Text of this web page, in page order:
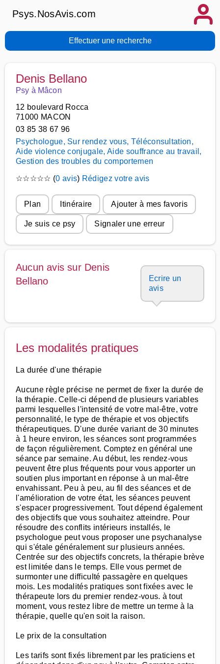
Psys.NosAvis.com
Effectuer une recherche
Denis Bellano
Psy à Mâcon
12 boulevard Rocca
71000 MACON
03 85 38 67 96
Psychologue, Sur rendez vous, Téléconsultation,
Aide violence conjugale, Aide souffrance au travail,
Gestion des troubles du comportemen
☆☆☆☆☆ (0 avis) Rédigez votre avis
Plan Itinéraire Ajouter à mes favoris
Je suis ce psy Signaler une erreur
Aucun avis sur Denis
Bellano
Ecrire un
avis
Les modalités pratiques
La durée d'une thérapie
Aucune règle précise ne permet de fixer la durée de
la thérapie. Celle-ci dépend de plusieurs variables
parmi lesquelles l'intensité de votre mal-être, votre
personnalité, le type de thérapie et vos objectifs
thérapeutiques. D'une durée variant de 30 minutes
à 1 heure environ, les séances sont programmées
de façon régulièrement. Comptez en général une
séance par semaine. Au début, les rendez-vous
peuvent être plus fréquents pour vous apporter un
soutien plus important en réponse à un mal-être
envahissant. Peu à peu, au fil des séances et de
l'amélioration de votre état, les séances peuvent
s'espacer progressivement. Tout dépend également
des objectifs que vous souhaitez atteindre. Pour
résoudre des conflits intérieurs installés, le
psychologue peut vous proposer une psychanalyse
qui s'étale généralement sur plusieurs années.
Centrée sur des objectifs concrets, la thérapie brève
est limitée dans le temps. Elle vous permet de
surmonter une difficulté passagère en quelques
mois. Les modalités pratiques sont fixées avec le
thérapeute lors du premier rendez-vous. à tout
moment, vous restez libre de mettre un terme à la
thérapie, quelle qu'en soit la raison.
Le prix de la consultation
Les tarifs sont fixés librement par les praticiens et